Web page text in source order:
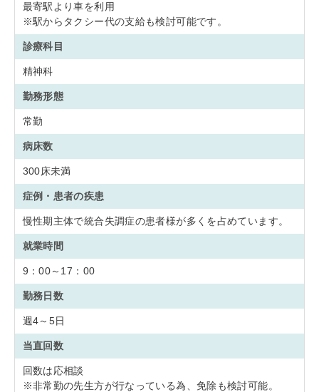
最寄駅より車を利用
※駅からタクシー代の支給も検討可能です。
診療科目
精神科
勤務形態
常勤
病床数
300床未満
症例・患者の疾患
慢性期主体で統合失調症の患者様が多くを占めています。
就業時間
9：00～17：00
勤務日数
週4～5日
当直回数
回数は応相談
※非常勤の先生方が行なっている為、免除も検討可能。